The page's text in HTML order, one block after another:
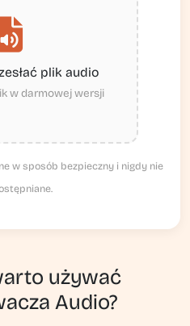
plik audio
w darmowej wersji
w sposób bezpieczny i nigdy nie
używać
Audio?